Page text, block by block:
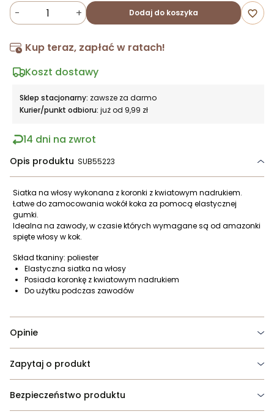
- + Dodaj do koszyka favorite_border
Kup teraz, zapłać w ratach!
Koszt dostawy
Sklep stacjonarny: zawsze za darmo
Kurier/punkt odbioru: już od 9,99 zł
14 dni na zwrot
Opis produktu SUB55223
Siatka na włosy wykonana z koronki z kwiatowym nadrukiem.
Łatwe do zamocowania wokół koka za pomocą elastycznej
gumki.
Idealna na zawody, w czasie których wymagane są od amazonki
spięte włosy w kok.
Skład tkaniny: poliester
Elastyczna siatka na włosy
Posiada koronkę z kwiatowym nadrukiem
Do użytku podczas zawodów
Opinie
Zapytaj o produkt
Bezpieczeństwo produktu